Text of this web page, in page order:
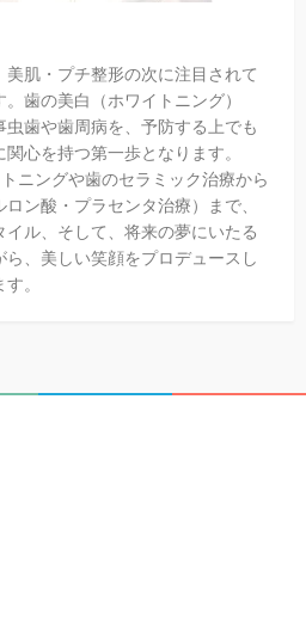
肌・プチ整形の次に注目されて
歯の美白（ホワイトニング）
歯や歯周病を、予防する上でも
心を持つ第一歩となります。
ニングや歯のセラミック治療から
ン酸・プラセンタ治療）まで、
ル、そして、将来の夢にいたる
、美しい笑顔をプロデュースし
。